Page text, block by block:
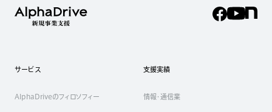
サービス
AlphaDriveのフィロソフィー
支援実績
情報・通信業